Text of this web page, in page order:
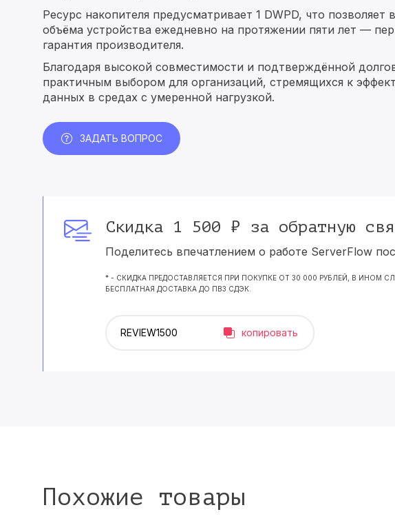
Ресурс накопителя предусматривает 1 DWPD, что
объёма устройства ежедневно на протяжении пяти лет —
гарантия производителя.
Благодаря высокой совместимости и подтверждённой
практичным выбором для организаций, стремящихся к
данных в средах с умеренной нагрузкой.
ЗАДАТЬ ВОПРОС
Скидка 1 500 ₽ за обратную
Поделитесь впечатлением о работе ServerFlow
* - СКИДКА ПРЕДОСТАВЛЯЕТСЯ ПРИ ПОКУПКЕ ОТ 30 000 РУБЛЕЙ, В ИНОМ
БЕСПЛАТНАЯ ДОСТАВКА ДО ПВЗ СДЭК.
копировать
Похожие товары